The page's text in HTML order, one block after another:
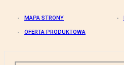
MAPA STRONY
OFERTA PRODUKTOWA